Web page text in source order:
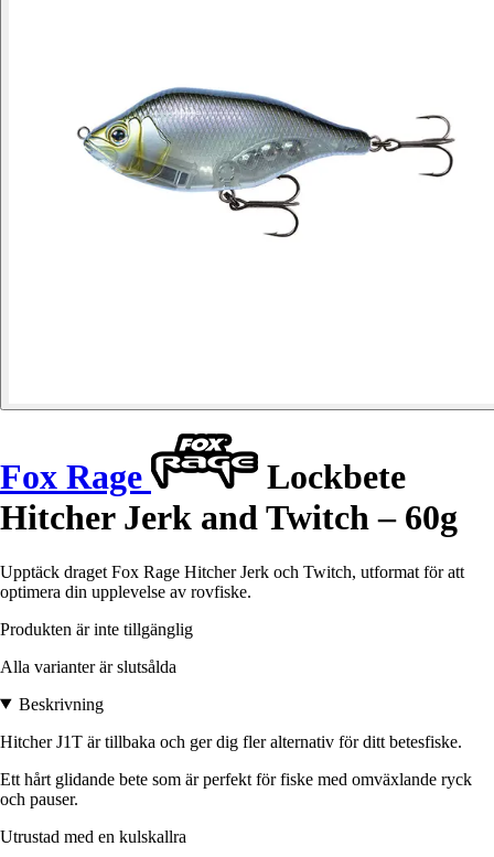
Fox Rage
Lockbete
Hitcher Jerk and Twitch – 60g
Upptäck draget Fox Rage Hitcher Jerk och Twitch, utformat för att
optimera din upplevelse av rovfiske.
Produkten är inte tillgänglig
Alla varianter är slutsålda
Beskrivning
Hitcher J1T är tillbaka och ger dig fler alternativ för ditt betesfiske.
Ett hårt glidande bete som är perfekt för fiske med omväxlande ryck
och pauser.
Utrustad med en kulskallra